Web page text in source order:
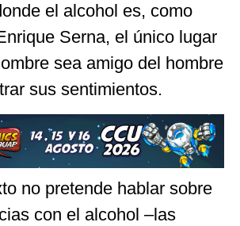
el alcohol es, como
Serna, el único lugar
sea amigo del hombre
sus sentimientos.
no pretende hablar sobre
con el alcohol –las